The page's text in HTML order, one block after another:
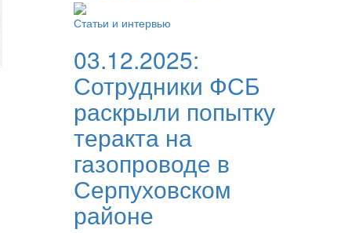
Статьи и интервью
03.12.2025:
Сотрудники ФСБ
раскрыли попытку
теракта на
газопроводе в
Серпуховском
районе